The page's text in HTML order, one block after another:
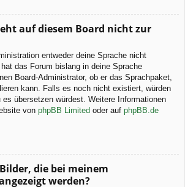
auf diesem Board nicht zur
entweder deine Sprache nicht
das Forum bislang in deine Sprache
Board-Administrator, ob er das Sprachpaket,
kann. Falls es noch nicht existiert, würden
übersetzen würdest. Weitere Informationen
von phpBB Limited oder auf phpBB.de
die bei meinem
werden?